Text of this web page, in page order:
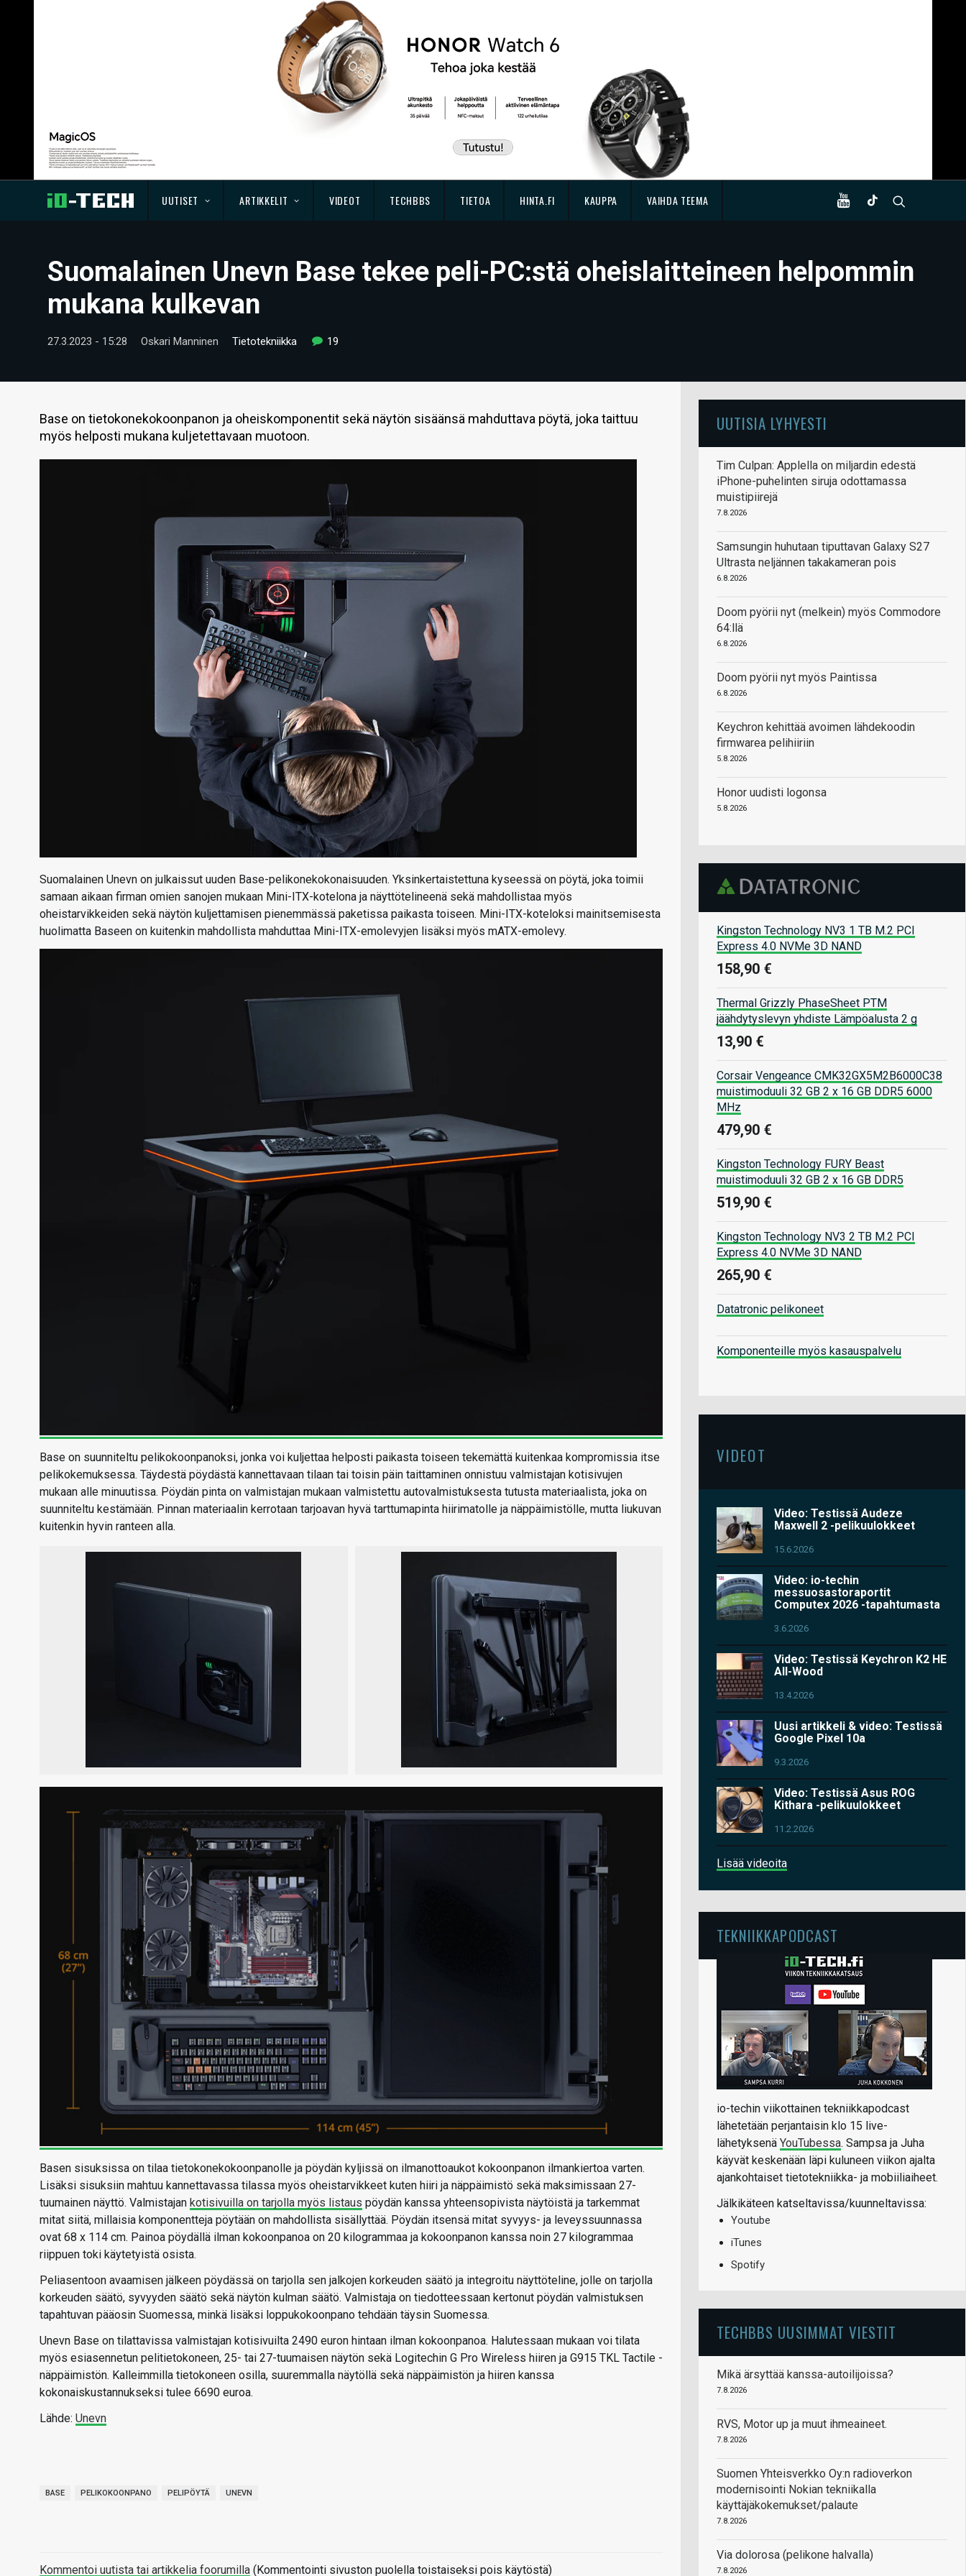
UUTISET ARTIKKELIT VIDEOT TECHBBS TIETOA HINTA.FI KAUPPA VAIHDA TEEMA
Suomalainen Unevn Base tekee peli-PC:stä oheislaitteineen helpommin
mukana kulkevan
27.3.2023 - 15:28 Oskari Manninen Tietotekniikka 19
Base on tietokonekokoonpanon ja oheiskomponentit sekä näytön sisäänsä mahduttava pöytä, joka taittuu
myös helposti mukana kuljetettavaan muotoon.
Suomalainen Unevn on julkaissut uuden Base-pelikonekokonaisuuden. Yksinkertaistettuna kyseessä on pöytä, joka toimii
samaan aikaan firman omien sanojen mukaan Mini-ITX-kotelona ja näyttötelineenä sekä mahdollistaa myös
oheistarvikkeiden sekä näytön kuljettamisen pienemmässä paketissa paikasta toiseen. Mini-ITX-koteloksi mainitsemisesta
huolimatta Baseen on kuitenkin mahdollista mahduttaa Mini-ITX-emolevyjen lisäksi myös mATX-emolevy.
Base on suunniteltu pelikokoonpanoksi, jonka voi kuljettaa helposti paikasta toiseen tekemättä kuitenkaa kompromissia itse
pelikokemuksessa. Täydestä pöydästä kannettavaan tilaan tai toisin päin taittaminen onnistuu valmistajan kotisivujen
mukaan alle minuutissa. Pöydän pinta on valmistajan mukaan valmistettu autovalmistuksesta tutusta materiaalista, joka on
suunniteltu kestämään. Pinnan materiaalin kerrotaan tarjoavan hyvä tarttumapinta hiirimatolle ja näppäimistölle, mutta liukuvan
kuitenkin hyvin ranteen alla.
Basen sisuksissa on tilaa tietokonekokoonpanolle ja pöydän kyljissä on ilmanottoaukot kokoonpanon ilmankiertoa varten.
Lisäksi sisuksiin mahtuu kannettavassa tilassa myös oheistarvikkeet kuten hiiri ja näppäimistö sekä maksimissaan 27-
tuumainen näyttö. Valmistajan kotisivuilla on tarjolla myös listaus pöydän kanssa yhteensopivista näytöistä ja tarkemmat
mitat siitä, millaisia komponentteja pöytään on mahdollista sisällyttää. Pöydän itsensä mitat syvyys- ja leveyssuunnassa
ovat 68 x 114 cm. Painoa pöydällä ilman kokoonpanoa on 20 kilogrammaa ja kokoonpanon kanssa noin 27 kilogrammaa
riippuen toki käytetyistä osista.
Peliasentoon avaamisen jälkeen pöydässä on tarjolla sen jalkojen korkeuden säätö ja integroitu näyttöteline, jolle on tarjolla
korkeuden säätö, syvyyden säätö sekä näytön kulman säätö. Valmistaja on tiedotteessaan kertonut pöydän valmistuksen
tapahtuvan pääosin Suomessa, minkä lisäksi loppukokoonpano tehdään täysin Suomessa.
Unevn Base on tilattavissa valmistajan kotisivuilta 2490 euron hintaan ilman kokoonpanoa. Halutessaan mukaan voi tilata
myös esiasennetun pelitietokoneen, 25- tai 27-tuumaisen näytön sekä Logitechin G Pro Wireless hiiren ja G915 TKL Tactile -
näppäimistön. Kalleimmilla tietokoneen osilla, suuremmalla näytöllä sekä näppäimistön ja hiiren kanssa
kokonaiskustannukseksi tulee 6690 euroa.
Lähde: Unevn
BASE PELIKOKOONPANO PELIPÖYTÄ UNEVN
Kommentoi uutista tai artikkelia foorumilla (Kommentointi sivuston puolella toistaiseksi pois käytöstä)
UUTISIA LYHYESTI
Tim Culpan: Applella on miljardin edestä
iPhone-puhelinten siruja odottamassa
muistipiirejä
7.8.2026
Samsungin huhutaan tiputtavan Galaxy S27
Ultrasta neljännen takakameran pois
6.8.2026
Doom pyörii nyt (melkein) myös Commodore
64:llä
6.8.2026
Doom pyörii nyt myös Paintissa
6.8.2026
Keychron kehittää avoimen lähdekoodin
firmwarea pelihiiriin
5.8.2026
Honor uudisti logonsa
5.8.2026
Kingston Technology NV3 1 TB M.2 PCI
Express 4.0 NVMe 3D NAND
158,90 €
Thermal Grizzly PhaseSheet PTM
jäähdytyslevyn yhdiste Lämpöalusta 2 g
13,90 €
Corsair Vengeance CMK32GX5M2B6000C38
muistimoduuli 32 GB 2 x 16 GB DDR5 6000
MHz
479,90 €
Kingston Technology FURY Beast
muistimoduuli 32 GB 2 x 16 GB DDR5
519,90 €
Kingston Technology NV3 2 TB M.2 PCI
Express 4.0 NVMe 3D NAND
265,90 €
Datatronic pelikoneet
Komponenteille myös kasauspalvelu
VIDEOT
Video: Testissä Audeze
Maxwell 2 -pelikuulokkeet
15.6.2026
Video: io-techin
messuosastoraportit
Computex 2026 -tapahtumasta
3.6.2026
Video: Testissä Keychron K2 HE
All-Wood
13.4.2026
Uusi artikkeli & video: Testissä
Google Pixel 10a
9.3.2026
Video: Testissä Asus ROG
Kithara -pelikuulokkeet
11.2.2026
Lisää videoita
TEKNIIKKAPODCAST
io-techin viikottainen tekniikkapodcast
lähetetään perjantaisin klo 15 live-
lähetyksenä YouTubessa. Sampsa ja Juha
käyvät keskenään läpi kuluneen viikon ajalta
ajankohtaiset tietotekniikka- ja mobiiliaiheet.
Jälkikäteen katseltavissa/kuunneltavissa:
Youtube
iTunes
Spotify
TECHBBS UUSIMMAT VIESTIT
Mikä ärsyttää kanssa-autoilijoissa?
7.8.2026
RVS, Motor up ja muut ihmeaineet.
7.8.2026
Suomen Yhteisverkko Oy:n radioverkon
modernisointi Nokian tekniikalla
käyttäjäkokemukset/palaute
7.8.2026
Via dolorosa (pelikone halvalla)
7.8.2026